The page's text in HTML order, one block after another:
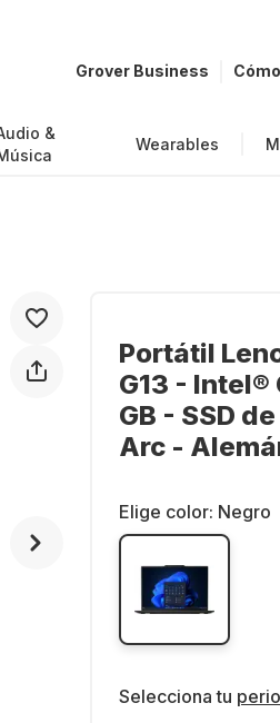
Grover Business
&
Wearables
Portátil
G13 -
GB - SSD
Arc -
Elige color: Negro
Selecciona tu